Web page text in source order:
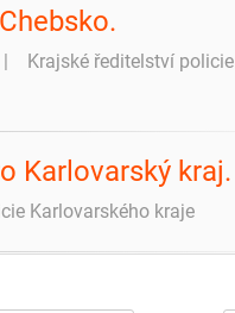
Krajské ředitelství policie
Karlovarský kraj.
Karlovarského kraje